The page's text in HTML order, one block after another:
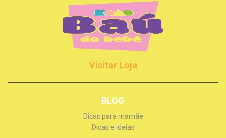
Visitar Loja
BLOG
Dicas para mamãe
Dicas e ideias